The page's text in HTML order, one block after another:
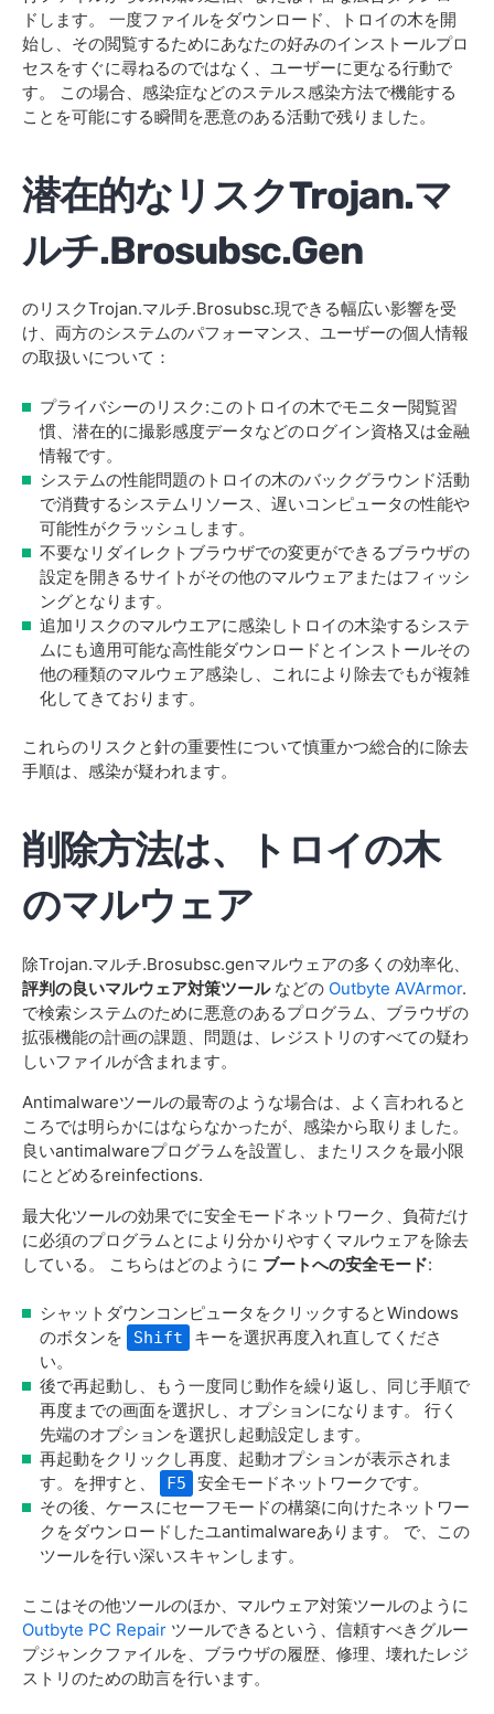
ドします。 一度ファイルをダウンロード、トロイの木を開
始し、その閲覧するためにあなたの好みのインストールプロ
セスをすぐに尋ねるのではなく、ユーザーに更なる行動で
す。 この場合、感染症などのステルス感染方法で機能する
ことを可能にする瞬間を悪意のある活動で残りました。
潜在的なリスクTrojan.マ
ルチ.Brosubsc.Gen
のリスクTrojan.マルチ.Brosubsc.現できる幅広い影響を受
け、両方のシステムのパフォーマンス、ユーザーの個人情報
の取扱いについて：
プライバシーのリスク:このトロイの木でモニター閲覧習
慣、潜在的に撮影感度データなどのログイン資格又は金融
情報です。
システムの性能問題のトロイの木のバックグラウンド活動
で消費するシステムリソース、遅いコンピュータの性能や
可能性がクラッシュします。
不要なリダイレクトブラウザでの変更ができるブラウザの
設定を開きるサイトがその他のマルウェアまたはフィッシ
ングとなります。
追加リスクのマルウエアに感染しトロイの木染するシステ
ムにも適用可能な高性能ダウンロードとインストールその
他の種類のマルウェア感染し、これにより除去でもが複雑
化してきております。
これらのリスクと針の重要性について慎重かつ総合的に除去
手順は、感染が疑われます。
削除方法は、トロイの木
のマルウェア
除Trojan.マルチ.Brosubsc.genマルウェアの多くの効率化、
評判の良いマルウェア対策ツールなどの Outbyte AVArmor.
で検索システムのために悪意のあるプログラム、ブラウザの
拡張機能の計画の課題、問題は、レジストリのすべての疑わ
しいファイルが含まれます。
Antimalwareツールの最寄のような場合は、よく言われると
ころでは明らかにはならなかったが、感染から取りました。
良いantimalwareプログラムを設置し、またリスクを最小限
にとどめるreinfections.
最大化ツールの効果でに安全モードネットワーク、負荷だけ
に必須のプログラムとにより分かりやすくマルウェアを除去
している。 こちらはどのように ブートへの安全モード:
シャットダウンコンピュータをクリックするとWindows
のボタンを
Shift
キーを選択再度入れ直してくださ
い。
後で再起動し、もう一度同じ動作を繰り返し、同じ手順で
再度までの画面を選択し、オプションになります。 行く
先端のオプションを選択し起動設定します。
再起動をクリックし再度、起動オプションが表示されま
す。を押すと、
F5
安全モードネットワークです。
その後、ケースにセーフモードの構築に向けたネットワー
クをダウンロードしたユantimalwareあります。 で、この
ツールを行い深いスキャンします。
ここはその他ツールのほか、マルウェア対策ツールのように
Outbyte PC Repair ツールできるという、信頼すべきグルー
プジャンクファイルを、ブラウザの履歴、修理、壊れたレジ
ストリのための助言を行います。